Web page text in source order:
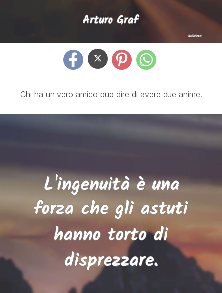
Chi ha un vero amico può dire di avere due anime.